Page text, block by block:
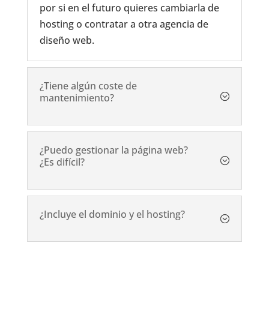
por si en el futuro quieres cambiarla de
hosting o contratar a otra agencia de
diseño web.
¿Tiene algún coste de
mantenimiento?
¿Puedo gestionar la página web?
¿Es difícil?
¿Incluye el dominio y el hosting?